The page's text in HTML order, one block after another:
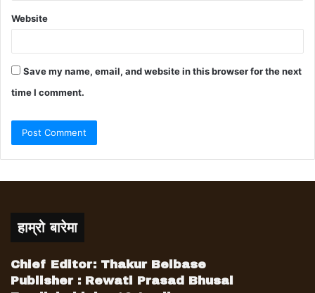
Website
Save my name, email, and website in this browser for the next
time I comment.
हाम्रो बारेमा
Chief Editor: Thakur Belbase
Publisher : Rewati Prasad Bhusal